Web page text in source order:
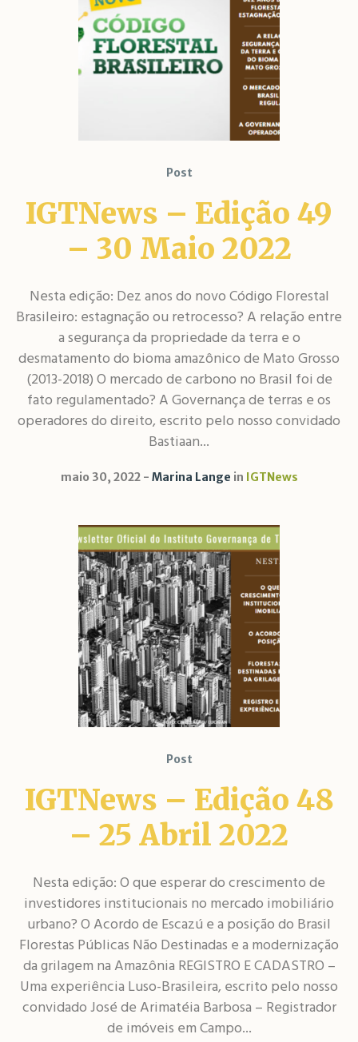
Post
IGTNews – Edição 49
– 30 Maio 2022
Nesta edição: Dez anos do novo Código Florestal
Brasileiro: estagnação ou retrocesso? A relação entre
a segurança da propriedade da terra e o
desmatamento do bioma amazônico de Mato Grosso
(2013-2018) O mercado de carbono no Brasil foi de
fato regulamentado? A Governança de terras e os
operadores do direito, escrito pelo nosso convidado
Bastiaan...
maio 30, 2022 Marina Lange in IGTNews
Post
IGTNews – Edição 48
– 25 Abril 2022
Nesta edição: O que esperar do crescimento de
investidores institucionais no mercado imobiliário
urbano? O Acordo de Escazú e a posição do Brasil
Florestas Públicas Não Destinadas e a modernização
da grilagem na Amazônia REGISTRO E CADASTRO –
Uma experiência Luso-Brasileira, escrito pelo nosso
convidado José de Arimatéia Barbosa – Registrador
de imóveis em Campo...